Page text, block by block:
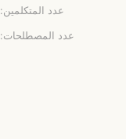
عدد المتكلمين:
عدد المصطلحات: